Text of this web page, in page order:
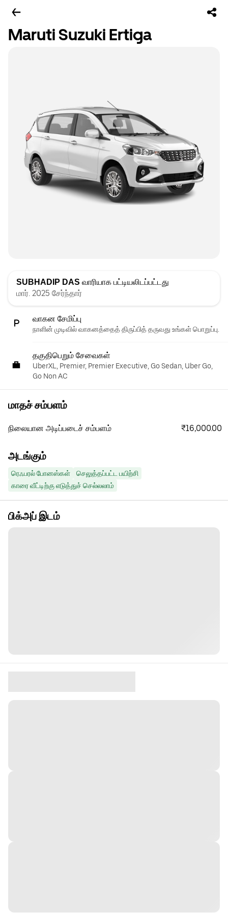
Maruti Suzuki Ertiga
SUBHADIP DAS வாரியாக பட்டியலிடப்பட்டது
மார். 2025 சேர்ந்தார்
வாகன சேமிப்பு
நாளின் முடிவில் வாகனத்தைத் திருப்பித் தருவது உங்கள் பொறுப்பு.
தகுதிபெறும் சேவைகள்
UberXL, Premier, Premier Executive, Go Sedan, Uber Go,
Go Non AC
மாதச் சம்பளம்
நிலையான அடிப்படைச் சம்பளம் ₹16,000.00
அடங்கும்
ரெஃபரல் போனஸ்கள்
செலுத்தப்பட்ட பயிற்சி
காரை வீட்டிற்கு எடுத்துச் செல்லலாம்
பிக்அப் இடம்